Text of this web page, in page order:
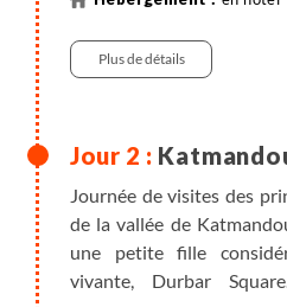
cette pression. Sachez
ce "service" est de 100 Rps
Plus de détails
Journée de visites des
de la vallée de
une petite fille
vivante, Durbar